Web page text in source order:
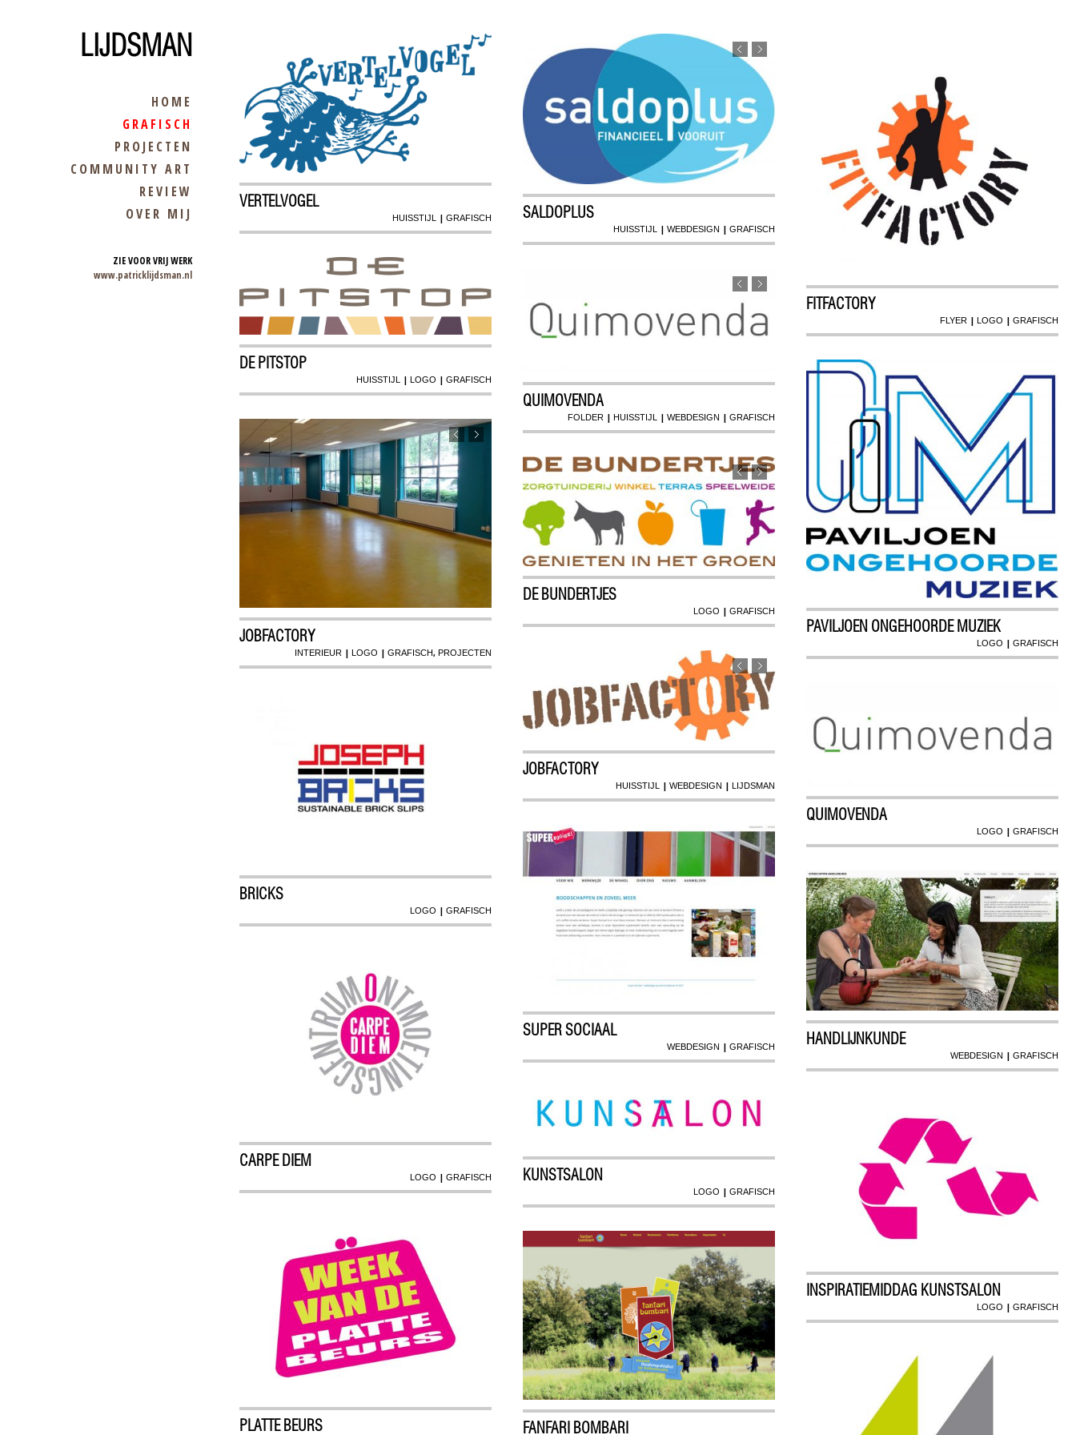
LIJDSMAN
HOME
GRAFISCH
PROJECTEN
COMMUNITY ART
REVIEW
OVER MIJ
ZIE VOOR VRIJ WERK
www.patricklijdsman.nl
VERTELVOGEL
HUISSTIJL | GRAFISCH SALDOPLUS
HUISSTIJL | WEBDESIGN | GRAFISCH
FITFACTORY
FLYER | LOGO | GRAFISCH
DE PITSTOP
HUISSTIJL | LOGO | GRAFISCH
QUIMOVENDA
FOLDER | HUISSTIJL | WEBDESIGN | GRAFISCH
PAVILJOEN ONGEHOORDE MUZIEK
LOGO | GRAFISCH
JOBFACTORY
INTERIEUR | LOGO | GRAFISCH, PROJECTEN
DE BUNDERTJES
LOGO | GRAFISCH
JOBFACTORY
HUISSTIJL | WEBDESIGN | LIJDSMAN
QUIMOVENDA
LOGO | GRAFISCH
BRICKS
LOGO | GRAFISCH
SUPER SOCIAAL
WEBDESIGN | GRAFISCH HANDLIJNKUNDE
WEBDESIGN | GRAFISCH
CARPE DIEM
LOGO | GRAFISCH KUNSTSALON
LOGO | GRAFISCH
INSPIRATIEMIDDAG KUNSTSALON
LOGO | GRAFISCH
PLATTE BEURS FANFARI BOMBARI